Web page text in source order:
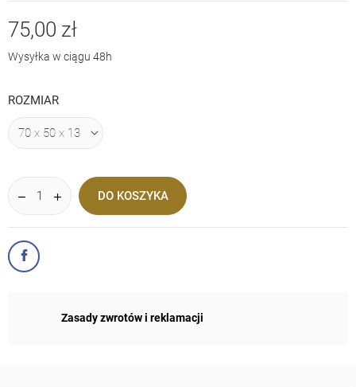
75,00 zł
Wysyłka w ciągu 48h
ROZMIAR
DO KOSZYKA
Zasady zwrotów i reklamacji